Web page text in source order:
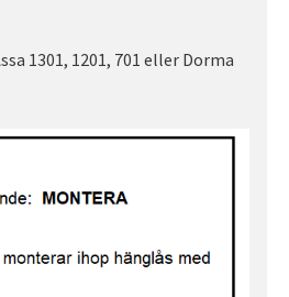
1301, 1201, 701 eller Dorma